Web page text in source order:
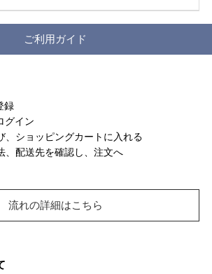
ご利用ガイド
録
グイン
ショッピングカートに入れる
配送先を確認し、注文へ
流れの詳細はこちら